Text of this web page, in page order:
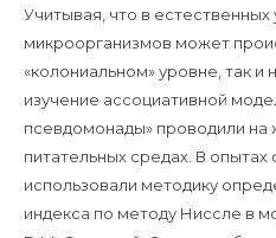
Учитывая, что в
микроорганизмов может
«колониальном» уровне, так и
изучение ассоциативной
псевдомонады» проводили на
питательных средах. В
использовали методику
индекса по методу Ниссле в